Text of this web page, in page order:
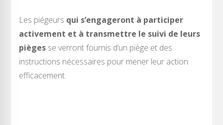
Les piégeurs qui s’engageront à participer
activement et à transmettre le suivi de leurs
pièges se verront fournis d’un piège et des
instructions nécessaires pour mener leur action
efficacement.